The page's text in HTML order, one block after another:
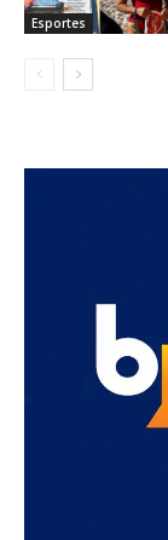
Esportes